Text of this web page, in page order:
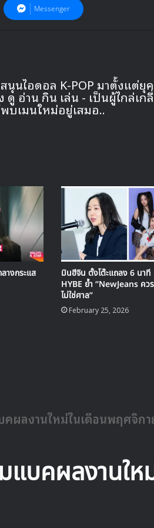
Messenger
นไอดอล K-POP มาตั้งแต่ยุ
อ่าน กิน เล่น - เป็นผู้ไกล่เก
บเมนใหม่อยู่เสมอ..
างกระแส
มินฮีจิน ตั้งโต๊ะแถลง 6 นาที
HYBE ย้ำ “NewJeans คว
ไม่ใช่ศาล”
February 25, 2026